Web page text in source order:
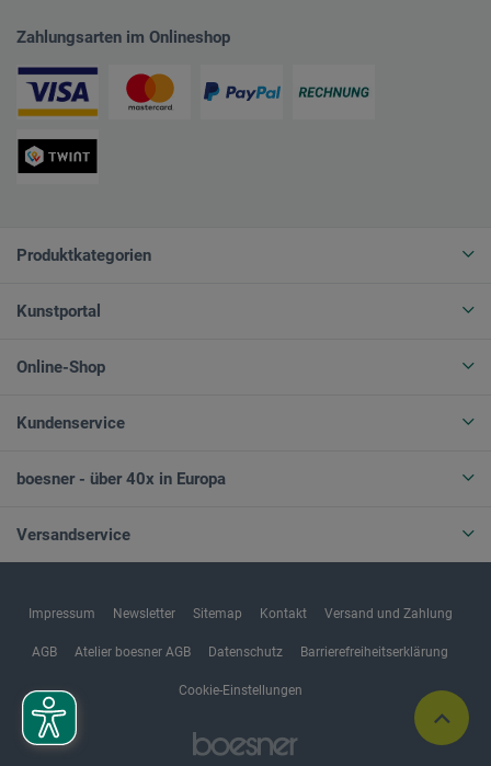
Zahlungsarten im Onlineshop
Produktkategorien
Kunstportal
Online-Shop
Kundenservice
boesner - über 40x in Europa
Versandservice
Impressum Newsletter Sitemap Kontakt Versand und Zahlung
AGB Atelier boesner AGB Datenschutz Barrierefreiheitserklärung
Cookie-Einstellungen